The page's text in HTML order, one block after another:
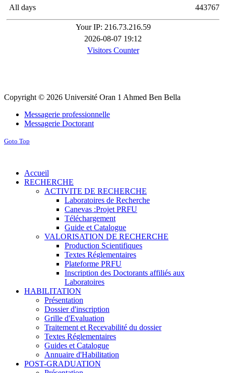
All days
443767
Your IP: 216.73.216.59
2026-08-07 19:12
Visitors Counter
Copyright © 2026 Université Oran 1 Ahmed Ben Bella
Messagerie professionnelle
Messagerie Doctorant
Goto Top
Accueil
RECHERCHE
ACTIVITE DE RECHERCHE
Laboratoires de Recherche
Canevas :Projet PRFU
Téléchargement
Guide et Catalogue
VALORISATION DE RECHERCHE
Production Scientifiques
Textes Réglementaires
Plateforme PRFU
Inscription des Doctorants affiliés aux
Laboratoires
HABILITATION
Présentation
Dossier d'inscription
Grille d'Evaluation
Traitement et Recevabilité du dossier
Textes Réglementaires
Guides et Catalogue
Annuaire d'Habilitation
POST-GRADUATION